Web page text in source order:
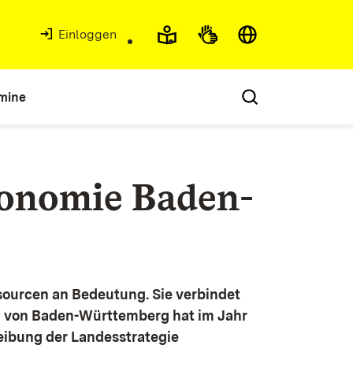
Einloggen
Baden-
an Bedeutung. Sie verbindet
Baden-Württemberg hat im Jahr
der Landesstrategie